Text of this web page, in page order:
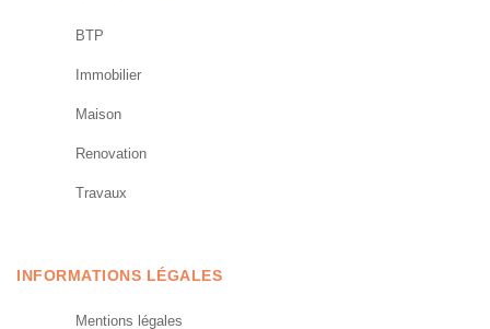
BTP
Immobilier
Maison
Renovation
Travaux
INFORMATIONS LÉGALES
Mentions légales